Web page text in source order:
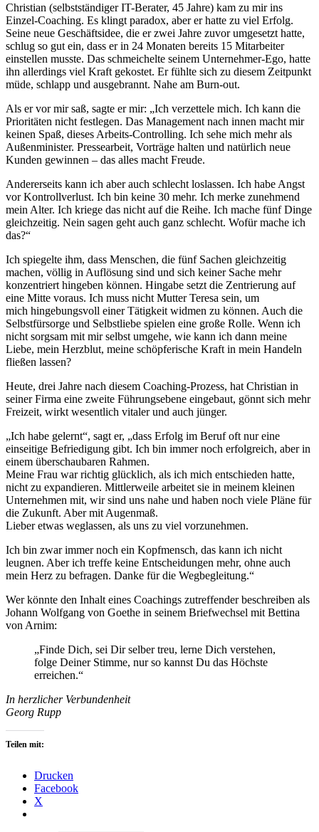
Christian (selbstständiger IT-Berater, 45 Jahre) kam zu mir ins
Einzel-Coaching. Es klingt paradox, aber er hatte zu viel Erfolg.
Seine neue Geschäftsidee, die er zwei Jahre zuvor umgesetzt hatte,
schlug so gut ein, dass er in 24 Monaten bereits 15 Mitarbeiter
einstellen musste. Das schmeichelte seinem Unternehmer-Ego, hatte
ihn allerdings viel Kraft gekostet. Er fühlte sich zu diesem Zeitpunkt
müde, schlapp und ausgebrannt. Nahe am Burn-out.
Als er vor mir saß, sagte er mir: „Ich verzettele mich. Ich kann die
Prioritäten nicht festlegen. Das Management nach innen macht mir
keinen Spaß, dieses Arbeits-Controlling. Ich sehe mich mehr als
Außenminister. Pressearbeit, Vorträge halten und natürlich neue
Kunden gewinnen – das alles macht Freude.
Andererseits kann ich aber auch schlecht loslassen. Ich habe Angst
vor Kontrollverlust. Ich bin keine 30 mehr. Ich merke zunehmend
mein Alter. Ich kriege das nicht auf die Reihe. Ich mache fünf Dinge
gleichzeitig. Nein sagen geht auch ganz schlecht. Wofür mache ich
das?“
Ich spiegelte ihm, dass Menschen, die fünf Sachen gleichzeitig
machen, völlig in Auflösung sind und sich keiner Sache mehr
konzentriert hingeben können. Hingabe setzt die Zentrierung auf
eine Mitte voraus. Ich muss nicht Mutter Teresa sein, um
mich hingebungsvoll einer Tätigkeit widmen zu können. Auch die
Selbstfürsorge und Selbstliebe spielen eine große Rolle. Wenn ich
nicht sorgsam mit mir selbst umgehe, wie kann ich dann meine
Liebe, mein Herzblut, meine schöpferische Kraft in mein Handeln
fließen lassen?
Heute, drei Jahre nach diesem Coaching-Prozess, hat Christian in
seiner Firma eine zweite Führungsebene eingebaut, gönnt sich mehr
Freizeit, wirkt wesentlich vitaler und auch jünger.
„Ich habe gelernt“, sagt er, „dass Erfolg im Beruf oft nur eine
einseitige Befriedigung gibt. Ich bin immer noch erfolgreich, aber in
einem überschaubaren Rahmen.
Meine Frau war richtig glücklich, als ich mich entschieden hatte,
nicht zu expandieren. Mittlerweile arbeitet sie in meinem kleinen
Unternehmen mit, wir sind uns nahe und haben noch viele Pläne für
die Zukunft. Aber mit Augenmaß.
Lieber etwas weglassen, als uns zu viel vorzunehmen.
Ich bin zwar immer noch ein Kopfmensch, das kann ich nicht
leugnen. Aber ich treffe keine Entscheidungen mehr, ohne auch
mein Herz zu befragen. Danke für die Wegbegleitung.“
Wer könnte den Inhalt eines Coachings zutreffender beschreiben als
Johann Wolfgang von Goethe in seinem Briefwechsel mit Bettina
von Arnim:
„Finde Dich, sei Dir selber treu, lerne Dich verstehen,
folge Deiner Stimme, nur so kannst Du das Höchste
erreichen.“
In herzlicher Verbundenheit
Georg Rupp
Teilen mit:
Drucken
Facebook
X